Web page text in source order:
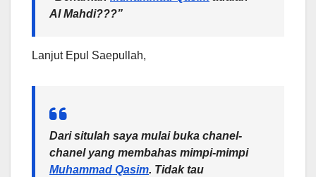
Al Mahdi???”
Lanjut Epul Saepullah,
Dari situlah saya mulai buka chanel-
chanel yang membahas mimpi-mimpi
Muhammad Qasim. Tidak tau